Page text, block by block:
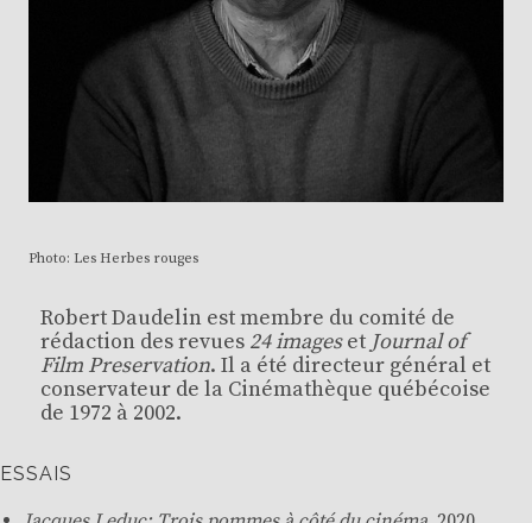
Photo: Les Herbes rouges
Robert Daudelin est membre du comité de
rédaction des revues 24 imageset Journal of
Film Preservation. Il a été directeur général et
conservateur de la Cinémathèque québécoise
de 1972 à 2002.
ESSAIS